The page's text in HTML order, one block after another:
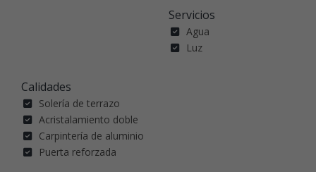
Servicios
Agua
Luz
Calidades
Solería de terrazo
Acristalamiento doble
Carpintería de aluminio
Puerta reforzada